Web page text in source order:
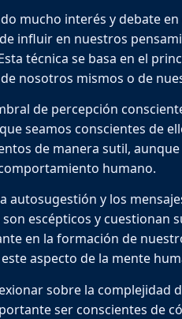
mucho interés y debate
influir en nuestros
técnica se basa en el
nosotros mismos o de
de percepción
seamos conscientes de
de manera sutil,
humano.
autosugestión y los
escépticos y cuestionan
en la formación de
aspecto de la mente
sobre la complejidad
ser conscientes de